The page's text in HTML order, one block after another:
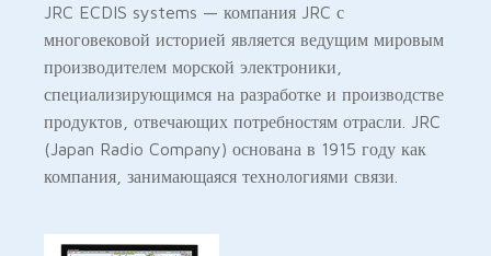
JRC ECDIS systems — компания JRC с
многовековой историей является ведущим мировым
производителем морской электроники,
специализирующимся на разработке и производстве
продуктов, отвечающих потребностям отрасли. JRC
(Japan Radio Company) основана в 1915 году как
компания, занимающаяся технологиями связи.